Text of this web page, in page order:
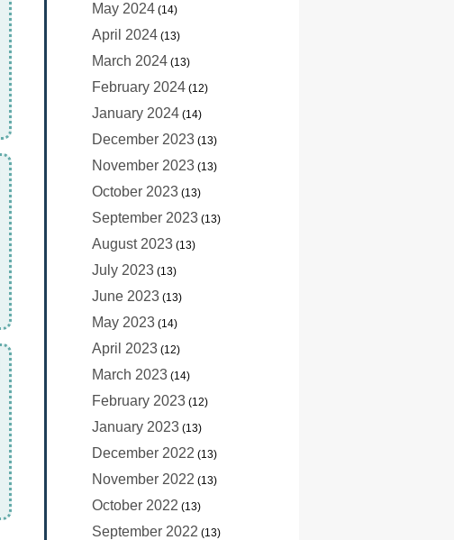
May 2024 (14)
April 2024 (13)
March 2024 (13)
February 2024 (12)
January 2024 (14)
December 2023 (13)
November 2023 (13)
October 2023 (13)
September 2023 (13)
August 2023 (13)
July 2023 (13)
June 2023 (13)
May 2023 (14)
April 2023 (12)
March 2023 (14)
February 2023 (12)
January 2023 (13)
December 2022 (13)
November 2022 (13)
October 2022 (13)
September 2022 (13)